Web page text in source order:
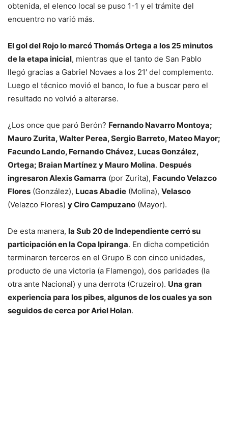
obtenida, el elenco local se puso 1-1 y el trámite del
encuentro no varió más.
El gol del Rojo lo marcó Thomás Ortega a los 25 minutos
de la etapa inicial, mientras que el tanto de San Pablo
llegó gracias a Gabriel Novaes a los 21′ del complemento.
Luego el técnico movió el banco, lo fue a buscar pero el
resultado no volvió a alterarse.
¿Los once que paró Berón? Fernando Navarro Montoya;
Mauro Zurita, Walter Perea, Sergio Barreto, Mateo Mayor;
Facundo Lando, Fernando Chávez, Lucas González,
Ortega; Braian Martínez y Mauro Molina. Después
ingresaron Alexis Gamarra (por Zurita), Facundo Velazco
Flores (González), Lucas Abadie (Molina), Velasco
(Velazco Flores) y Ciro Campuzano (Mayor).
De esta manera, la Sub 20 de Independiente cerró su
participación en la Copa Ipiranga. En dicha competición
terminaron terceros en el Grupo B con cinco unidades,
producto de una victoria (a Flamengo), dos paridades (la
otra ante Nacional) y una derrota (Cruzeiro). Una gran
experiencia para los pibes, algunos de los cuales ya son
seguidos de cerca por Ariel Holan.